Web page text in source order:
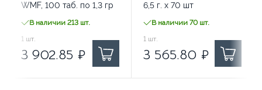
WMF, 100 таб. по 1,3 гр
В наличии 213 шт.
3 902.85
1 шт.
3 902.85 ₽
6,5 г. х 70 шт
В наличии 70 шт.
3 565.80
1 шт.
3 565.80 ₽